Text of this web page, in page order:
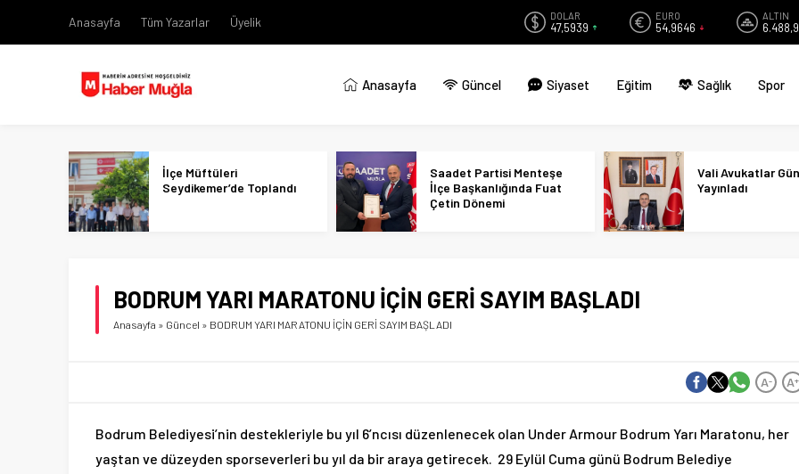
Anasayfa Tüm Yazarlar Üyelik DOLAR
47,5939
EURO
54,9646
ALTIN
Anasayfa Güncel Siyaset Eğitim Sağlık Spor
İlçe Müftüleri
Seydikemer’de Toplandı
Saadet Partisi Menteşe
İlçe Başkanlığında Fuat
Çetin Dönemi
Vali Avukatlar
Yayınladı
BODRUM YARI MARATONU İÇİN GERİ SAYIM BAŞLADI
Anasayfa » Güncel » BODRUM YARI MARATONU İÇİN GERİ SAYIM BAŞLADI
A+
A-
Bodrum Belediyesi’nin destekleriyle bu yıl 6’ncısı düzenlenecek olan Under Armour Bodrum Yarı Maratonu, her
yaştan ve düzeyden sporseverleri bu yıl da bir araya getirecek. 29 Eylül Cuma günü Bodrum Belediye